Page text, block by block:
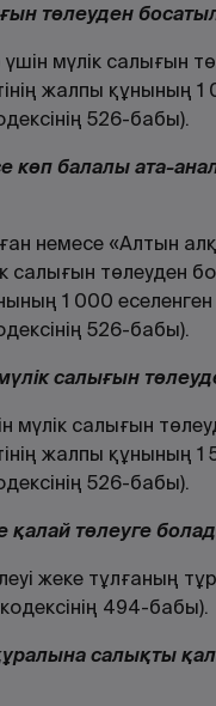
төлеуден
мүлік салығын
жалпы құнының
526-бабы).
көп балалы ата-
немесе «Алтын
салығын төлеуден
1 000
526-бабы).
салығын
мүлік салығын
жалпы құнының 1
526-бабы).
қалай төлеуге
жеке тұлғаның
494-бабы).
салықты